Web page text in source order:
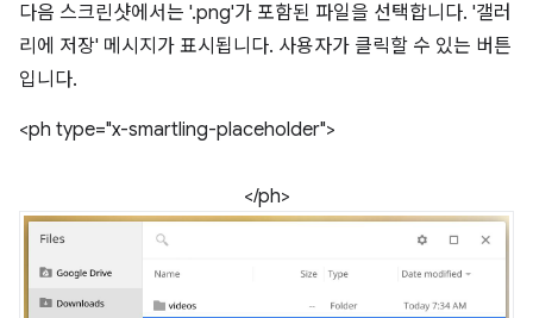
다음 스크린샷에서는 '.png'가 포함된 파일을 선택합니다. '갤러
리에 저장' 메시지가 표시됩니다. 사용자가 클릭할 수 있는 버튼
입니다.
<ph type="x-smartling-placeholder">
</ph>